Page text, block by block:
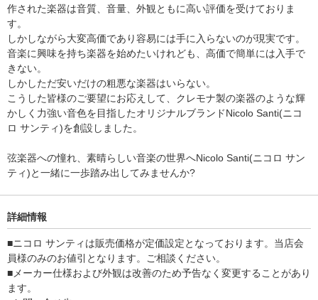
作された楽器は音質、音量、外観ともに高い評価を受けておりま
す。
しかしながら大変高価であり容易には手に入らないのが現実です。
音楽に興味を持ち楽器を始めたいけれども、高価で簡単には入手で
きない。
しかしただ安いだけの粗悪な楽器はいらない。
こうした皆様のご要望にお応えして、クレモナ製の楽器のような輝
かしく力強い音色を目指したオリジナルブランドNicolo Santi(ニコ
ロ サンティ)を創設しました。
弦楽器への憧れ、素晴らしい音楽の世界へNicolo Santi(ニコロ サン
ティ)と一緒に一歩踏み出してみませんか?
詳細情報
■ニコロ サンティは販売価格が定価設定となっております。当店会
員様のみのお値引となります。ご相談ください。
■メーカー仕様および外観は改善のため予告なく変更することがあり
ます。